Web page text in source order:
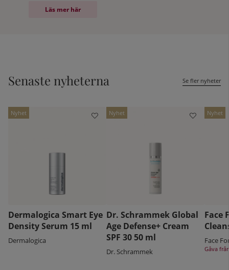
Navigering till information
Läs mer här
Senaste nyheterna Se fler nyheter
Nyhet
Dermalogica Smart Eye
Density Serum 15 ml
Dermalogica
Nyhet
Dr. Schrammek Global
Age Defense+ Cream
SPF 30 50 ml
Dr. Schrammek
Nyhet
Face
Face
Gåva